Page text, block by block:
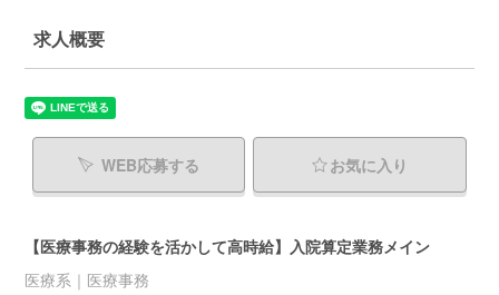
求人概要
WEB応募する お気に入り
【医療事務の経験を活かして高時給】入院算定業務メイン
医療系｜医療事務